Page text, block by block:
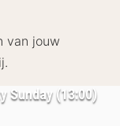
Leonardo
Zille Stube
van jouw
Sunday (13:00)